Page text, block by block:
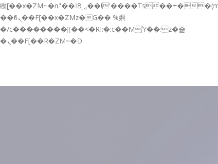
矁[��x�ZM~�n"��IB؃��!'����Тѕ��+��(m��IK�ʭ�/|
��ϐܢ��F[��x�ZMz�G�� %嬩
�/c��������[[��<�RI:�:c��MΎ��:z�졾
�ܢ��F[��R�ZM~�D
PREPARACIÓN GRADUADO EN ESO
GESTIÓN DE FORMACIÓN EMPRESAS
NOTICIAS